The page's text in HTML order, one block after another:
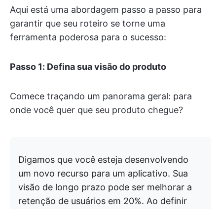
Aqui está uma abordagem passo a passo para
garantir que seu roteiro se torne uma
ferramenta poderosa para o sucesso:
Passo 1: Defina sua visão do produto
Comece traçando um panorama geral: para
onde você quer que seu produto chegue?
Digamos que você esteja desenvolvendo
um novo recurso para um aplicativo. Sua
visão de longo prazo pode ser melhorar a
retenção de usuários em 20%. Ao definir